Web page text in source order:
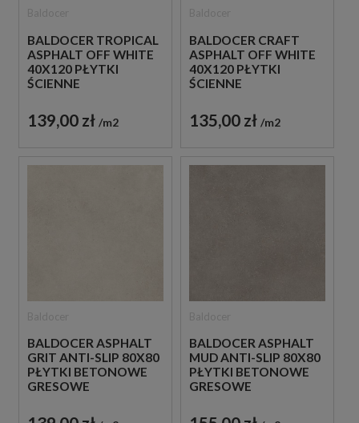
BALDOCER TROPICAL
ASPHALT OFF WHITE
40X120 PŁYTKI
ŚCIENNE
139,00 zł m2
BALDOCER CRAFT
ASPHALT OFF WHITE
40X120 PŁYTKI
ŚCIENNE
135,00 zł m2
BALDOCER ASPHALT
GRIT ANTI-SLIP 80X80
PŁYTKI BETONOWE
GRESOWE
BALDOCER ASPHALT
MUD ANTI-SLIP 80X80
PŁYTKI BETONOWE
GRESOWE